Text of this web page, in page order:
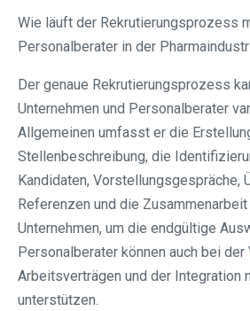
Wie läuft der Rekrutierungsprozess
Personalberater in der
Der genaue Rekrutierungsprozess
Unternehmen und Personalberater
Allgemeinen umfasst er die
Stellenbeschreibung, die
Kandidaten, Vorstellungsgespräche,
Referenzen und die
Unternehmen, um die endgültige
Personalberater können auch bei der
Arbeitsverträgen und der Integration
unterstützen.